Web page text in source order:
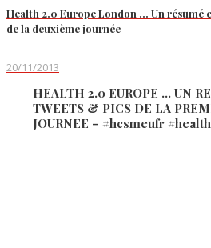
Health 2.0 Europe London … Un résumé
de la deuxième journée
20/11/2013
HEALTH 2.0 EUROPE … UN
TWEETS & PICS DE LA
JOURNEE – #hcsmeufr